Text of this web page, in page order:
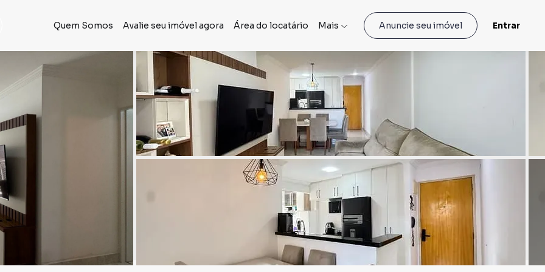
Quem Somos Avalie seu imóvel agora Área do locatário Mais Anuncie seu imóvel Entrar